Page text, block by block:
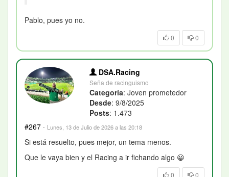
Pablo, pues yo no.
0 0
DSA.Racing
Seña de racinguismo
Categoría: Joven prometedor
Desde: 9/8/2025
Posts: 1.473
#267 · Lunes, 13 de Julio de 2026 a las 20:18
Si está resuelto, pues mejor, un tema menos.
Que le vaya bien y el Racing a ir fichando algo 😀
0 0